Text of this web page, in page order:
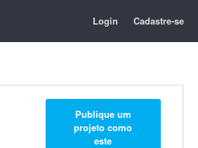
Login Cadastre-se
Publique um
projeto como
este